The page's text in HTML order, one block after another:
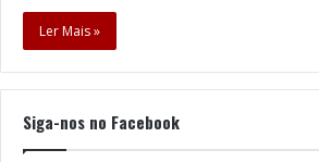
Ler Mais »
Siga-nos no Facebook